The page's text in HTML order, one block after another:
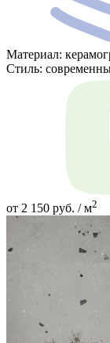
Материал:
Стиль:
от 2 150 руб. / м2